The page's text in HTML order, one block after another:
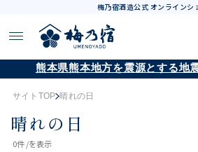
梅乃宿酒造公式 オンラインシ
熊本県熊本地方を震源とする地
サイトTOP 晴れの日
晴れの日
0件 /を表示